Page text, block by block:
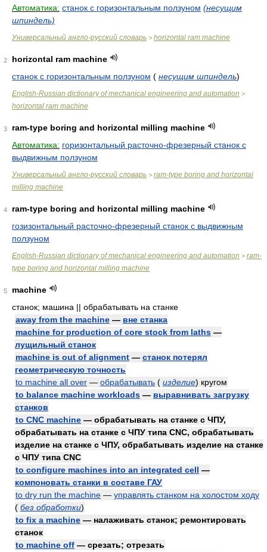
Автоматика: станок с горизонтальным ползуном (несущим
шпиндель)
Универсальный англо-русский словарь > horizontal ram machine
2
horizontal ram machine
станок с горизонтальным ползуном ( несущим шпиндель)
English-Russian dictionary of mechanical engineering and automation >
horizontal ram machine
3
ram-type boring and horizontal milling machine
Автоматика: горизонтальный расточно-фрезерный станок с
выдвижным ползуном
Универсальный англо-русский словарь > ram-type boring and horizontal
milling machine
4
ram-type boring and horizontal milling machine
гозизонтальный расточно-фрезерный станок с выдвижным
ползуном
English-Russian dictionary of mechanical engineering and automation > ram-
type boring and horizontal milling machine
5
machine
станок; машина || обрабатывать на станке
away from the machine — вне станка
machine for production of core stock from laths —
лущильный станок
machine is out of alignment — станок потерял
геометрическую точность
to machine all over — обрабатывать ( изделие) кругом
to balance machine workloads — выравнивать загрузку
станков
to CNC machine — обрабатывать на станке с ЧПУ,
обрабатывать на станке с ЧПУ типа CNC, обрабатывать
изделие на станке с ЧПУ, обрабатывать изделие на станке
с ЧПУ типа CNC
to configure machines into an integrated cell —
компоновать станки в составе ГАУ
to dry run the machine — управлять станком на холостом ходу
( без обработки)
to fix a machine — налаживать станок; ремонтировать
станок
to machine off — срезать; отрезать